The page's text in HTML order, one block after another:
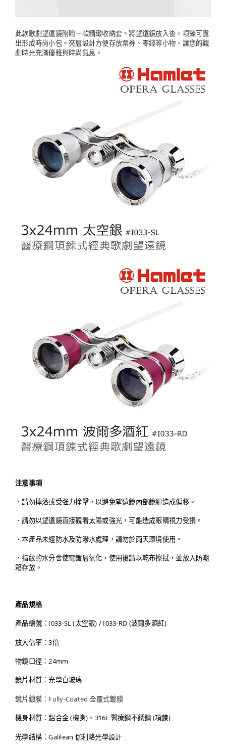
此款歌劇望遠鏡附贈一款精緻收納套。將望遠鏡放入後，項鍊可露
出形成時尚小包。夾層設計方便存放票券、零錢等小物，讓您的觀
劇時光充滿優雅與時尚氣息。
注意事項
．請勿摔落或受強力撞擊，以避免望遠鏡內部鏡組造成偏移。
．請勿以望遠鏡直接觀看太陽或強光，可能造成眼睛視力受損。
．本產品未經防水及防潑水處理，請勿於雨天環境使用。
．指紋的水分會使電鍍層氧化，使用後請以乾布擦拭，並放入防潮
箱存放。
產品規格
產品編號：I033-SL (太空銀) / I033-RD (波爾多酒紅)
放大倍率：3倍
物鏡口徑：24mm
鏡片材質：光學白玻璃
鏡片鍍膜：Fully-Coated 全覆式鍍膜
機身材質：鋁合金 (機身)、316L 醫療鋼不銹鋼 (項鍊)
光學結構：Galilean 伽利略光學設計